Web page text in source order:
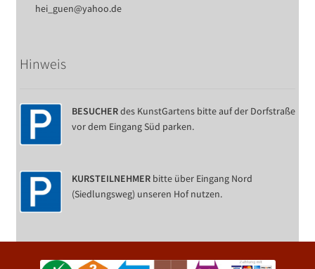
hei_guen@yahoo.de
Hinweis
BESUCHERdes KunstGartens bitte auf der Dorfstraße
vor dem Eingang Süd parken.
KURSTEILNEHMERbitte über Eingang Nord
(Siedlungsweg) unseren Hof nutzen.